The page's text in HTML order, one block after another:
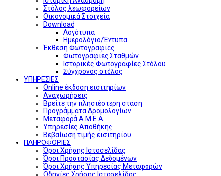
Στόλος λεωφορείων
Οικονομικά Στοιχεία
Download
Λογότυπα
Ημερολόγιο/Έντυπα
Έκθεση Φωτογραφίας
Φωτογραφίες Σταθμών
Ιστορικές Φωτογραφίες Στόλου
Σύγχρονος στόλος
ΥΠΗΡΕΣΙΕΣ
Online έκδοση εισιτηρίων
Αναχωρήσεις
Βρείτε την πλησιέστερη στάση
Προγράμματα Δρομολογίων
Μεταφορά Α.Μ.Ε.Α
Υπηρεσίες Αποθήκης
Βεβαίωση τιμής εισιτηρίου
ΠΛΗΡΟΦΟΡΙΕΣ
Όροι Χρήσης Ιστοσελίδας
Όροι Προστασίας Δεδομένων
Όροι Χρήσης Υπηρεσίας Μεταφορών
Οδηγίες Χρήσης Ιστοσελίδας